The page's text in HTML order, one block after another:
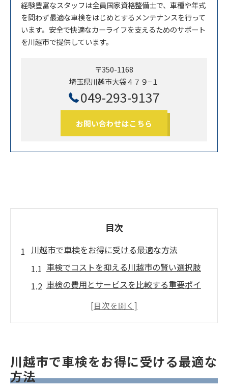
経験豊富なスタッフは全員国家資格整備士で、車種や年式
を問わず最適な車検をはじめとするメンテナンスを行って
います。安全で快適なカーライフを支えるためのサポート
を川越市で提供しています。
〒350-1168
埼玉県川越市大袋４７９−１
049-293-9137
お問い合わせはこちら
目次
川越市で車検をお得に受ける最適な方法
車検でコストを抑える川越市の賢い選択肢
車検の費用とサービスを比較する重要ポイ
車検前の無料見積もりで無駄な出費を防ぐ
方法
川越市で車検をお得に受ける最適な
方法